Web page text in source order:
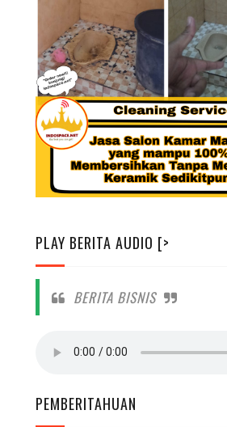
PLAY BERITA AUDIO [>
BERITA BISNIS
PEMBERITAHUAN